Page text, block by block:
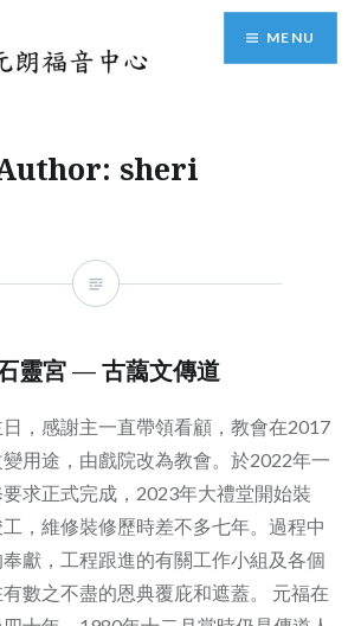
MENU
sheri
靈宮 — 古藹文傳道
，感謝主一直帶領看顧，教會在2017
用途，由戲院改為教會。於2022年一
求正式完成，2023年大禮堂開始裝
，維修裝修歷時差不多七年。過程中
獻，工程跟進的有關工作小組及各個
數之不盡的恩典覆庇和遮蓋。 元福在